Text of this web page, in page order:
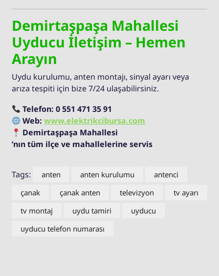
Demirtaşpaşa Mahallesi
Uyducu İletişim – Hemen
Arayın
Uydu kurulumu, anten montajı, sinyal ayarı veya
arıza tespiti için bize 7/24 ulaşabilirsiniz.
Telefon: 0 551 471 35 91
Web: www.elektrikcibursa.com
Demirtaşpaşa Mahallesi
’nın tüm ilçe ve mahallelerine servis
Tags: anten anten kurulumu
antenci
çanak
çanak anten televizyon
tv ayarı
tv montaj
uydu tamiri
uyducu
uyducu telefon numarası